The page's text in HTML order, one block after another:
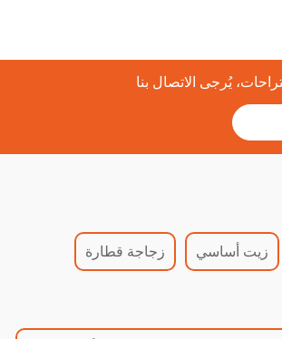
يُرجى الاتصال بنا
زيت أساسي زجاجة قطارة